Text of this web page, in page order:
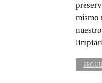
mismo